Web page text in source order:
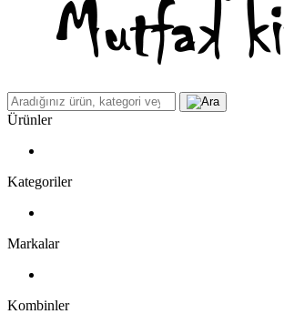
Ürünler
Kategoriler
Markalar
Kombinler